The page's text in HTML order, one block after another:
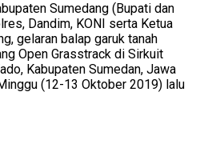
Sumedang (Bupati dan
Dandim, KONI serta Ketua
gelaran balap garuk tanah
Open Grasstrack di Sirkuit
Kabupaten Sumedan, Jawa
(12-13 Oktober 2019) lalu